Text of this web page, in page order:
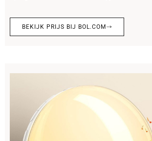
BEKIJK PRIJS BIJ BOL.COM